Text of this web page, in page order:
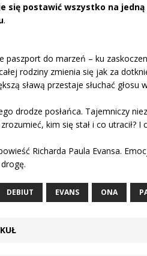
się postawić wszystko na
.
paszport do marzeń – ku
rodziny zmienia się jak za
sławą przestaje słuchać głosu
drodze posłańca. Tajemniczy
kim się stał i co utracił? I
Richarda Paula Evansa.
DEBIUT EVANS ONA